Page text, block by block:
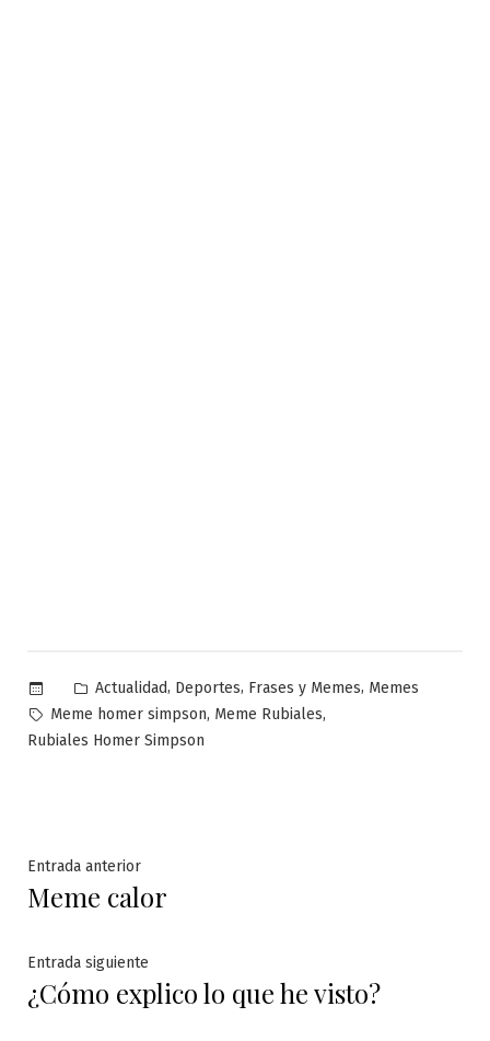
Publicado
en
Actualidad, Deportes, Frases y Memes, Memes
Etiquetas:
Meme homer simpson, Meme Rubiales,
Rubiales Homer Simpson
Navegación
de
entradas
Entrada anteriorEntrada
anterior:
Meme calor
Entrada siguiente
siguiente:
¿Cómo explico lo que he visto?